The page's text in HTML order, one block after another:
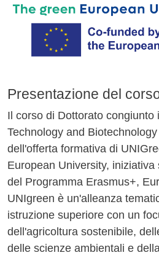
Presentazione del
Il corso di Dottorato congiunto
Technology and
dell'offerta formativa di
European University, iniziativa
del Programma Erasmus+,
UNIgreen è un'alleanza
istruzione superiore con un
dell'agricoltura sostenibile,
delle scienze ambientali e